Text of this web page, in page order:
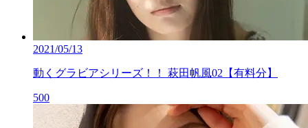
2021/05/13
動くグラビアシリーズ！！ 萩田帆風02【有料分】
500